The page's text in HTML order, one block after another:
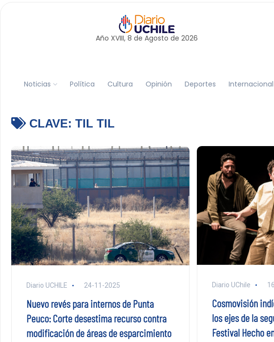
Año XVIII, 8 de Agosto de 2026
Noticias Política Cultura Opinión Deportes Internacional
CLAVE: TIL TIL
Diario UCHILE 24-11-2025
Nuevo revés para internos de Punta
Peuco: Corte desestima recurso contra
modificación de áreas de esparcimiento
Diario UChile
Cosmovisión
los ejes de la
Festival Hecho